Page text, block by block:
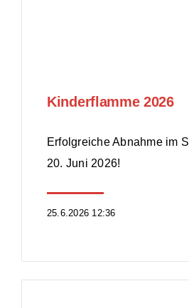
Kinderflamme 2026
Erfolgreiche Abnahme im
20. Juni 2026!
25.6.2026 12:36